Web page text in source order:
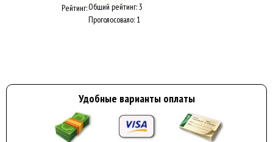
Рейтинг:Общий рейтинг: 3
Проголосовало: 1
Удобные варианты оплаты